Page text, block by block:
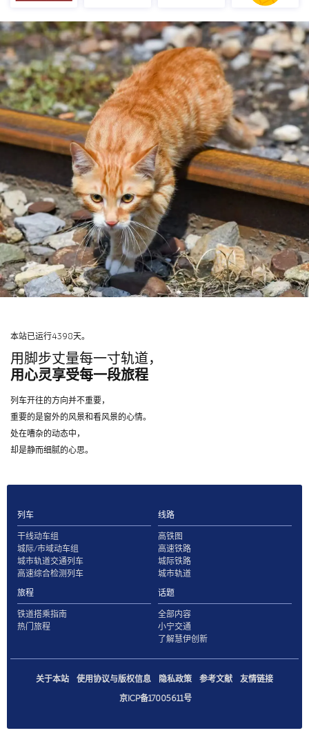
本站已运行4398天。
用脚步丈量每一寸轨道，
用心灵享受每一段旅程
列车开往的方向并不重要，
重要的是窗外的风景和看风景的心情。
处在嘈杂的动态中，
却是静而细腻的心思。
列车
干线动车组
城际/市域动车组
城市轨道交通列车
高速综合检测列车
线路
高铁图
高速铁路
城际铁路
城市轨道
旅程
铁道搭乘指南
热门旅程
话题
全部内容
小宁交通
了解慧伊创新
关于本站 使用协议与版权信息 隐私政策 参考文献
友情链接
京ICP备17005611号